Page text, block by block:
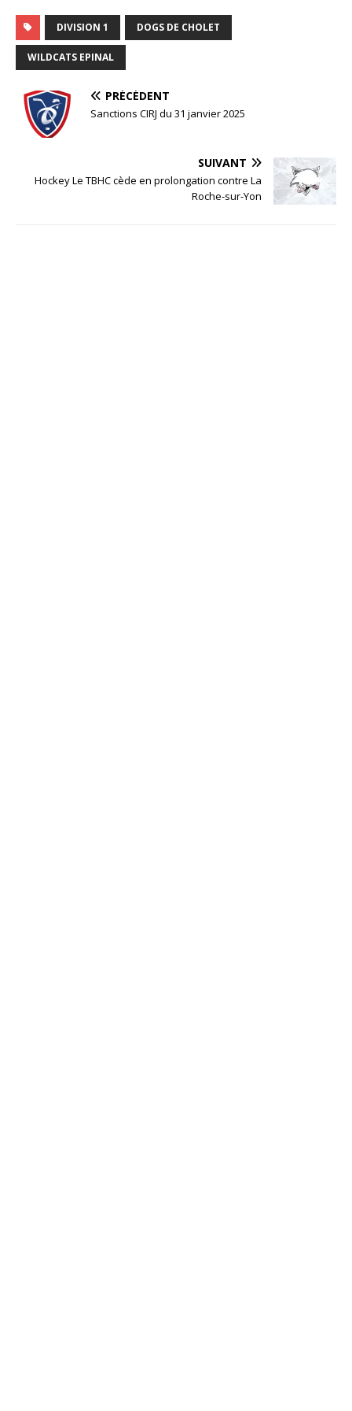
DIVISION 1 DOGS DE CHOLET
WILDCATS EPINAL
PRÉCÉDENT
Sanctions CIRJ du 31 janvier 2025
SUIVANT
Hockey Le TBHC cède en prolongation contre La
Roche-sur-Yon